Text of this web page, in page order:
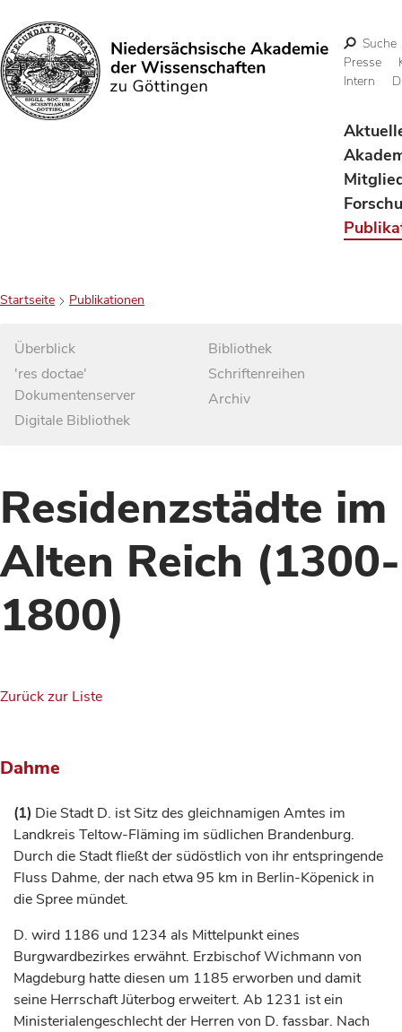
Suchen
Suche
Presse
Intern
Startseite Publikationen
Überblick
'res doctae'
Dokumentenserver
Digitale Bibliothek
Bibliothek
Schriftenreihen
Archiv
Residenzstädte im
Alten Reich (1300-
1800)
Zurück zur Liste
Dahme
(1) Die Stadt D. ist Sitz des gleichnamigen Amtes im
Landkreis Teltow-Fläming im südlichen Brandenburg.
Durch die Stadt fließt der südöstlich von ihr entspringende
Fluss Dahme, der nach etwa 95 km in Berlin-Köpenick in
die Spree mündet.
D. wird 1186 und 1234 als Mittelpunkt eines
Burgwardbezirkes erwähnt. ErzbischofWichmann von
Magdeburg hatte diesen um 1185 erworben und damit
seine Herrschaft Jüterbog erweitert. Ab 1231 ist ein
Ministerialengeschlecht der Herren von D. fassbar. Nach